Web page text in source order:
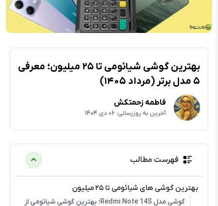
بهترین گوشی شیائومی تا ۲۵ میلیون؛ معرفی
۵ مدل برتر (مرداد ۱۴۰۵)
فاطمه زحمتکش
آخرین به روزرسانی: ۰۶ دی ۱۴۰۴
فهرست مطالب
بهترین گوشی های شیائومی تا ۲۵ میلیون
گوشی مدل Redmi Note 14S؛ بهترین گوشی شیائومی از